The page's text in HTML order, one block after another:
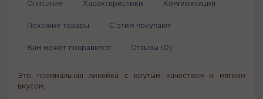
Описание Характеристики Комплектация
Похожие товары С этим покупают
Вам может понравится Отзывы (0)
Это премиальная линейка с крутым качеством и мягким
вкусом.